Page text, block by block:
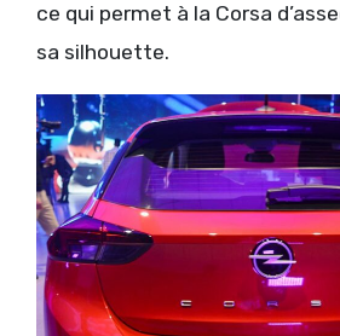
ce qui permet à la Corsa
sa silhouette.